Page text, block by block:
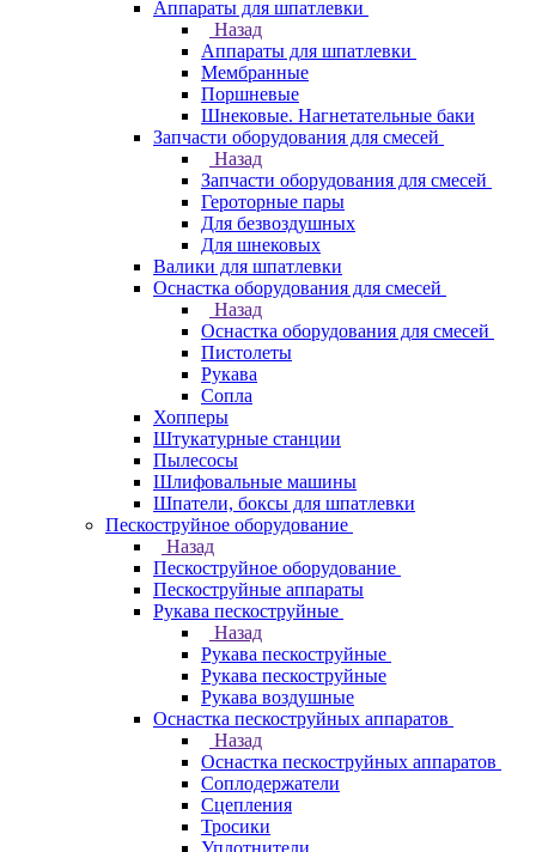
Аппараты для шпатлевки
Назад
Аппараты для шпатлевки
Мембранные
Поршневые
Шнековые. Нагнетательные баки
Запчасти оборудования для смесей
Назад
Запчасти оборудования для смесей
Героторные пары
Для безвоздушных
Для шнековых
Валики для шпатлевки
Оснастка оборудования для смесей
Назад
Оснастка оборудования для смесей
Пистолеты
Рукава
Сопла
Хопперы
Штукатурные станции
Пылесосы
Шлифовальные машины
Шпатели, боксы для шпатлевки
Пескоструйное оборудование
Назад
Пескоструйное оборудование
Пескоструйные аппараты
Рукава пескоструйные
Назад
Рукава пескоструйные
Рукава пескоструйные
Рукава воздушные
Оснастка пескоструйных аппаратов
Назад
Оснастка пескоструйных аппаратов
Соплодержатели
Сцепления
Тросики
Уплотнители